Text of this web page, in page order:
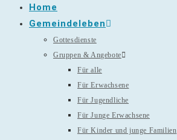
Home
Gemeindeleben
Gottesdienste
Gruppen & Angebote
Für alle
Für Erwachsene
Für Jugendliche
Für Junge Erwachsene
Für Kinder und junge Familien